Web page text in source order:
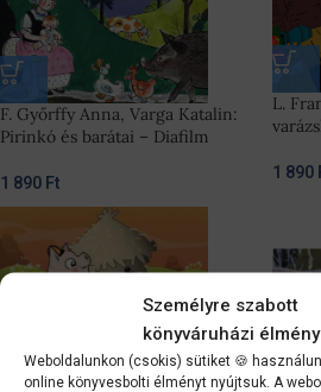
Személyre szabott
könyváruházi élmény
Weboldalunkon (csokis) sütiket 🍪
online könyvesbolti élményt nyújtsuk. A
F. Győrffy Anna, Varga Katalin:
Pirinkó és barátai – Diafilm
1 890 Ft
L.
1 890
A három kismalac – diafilm